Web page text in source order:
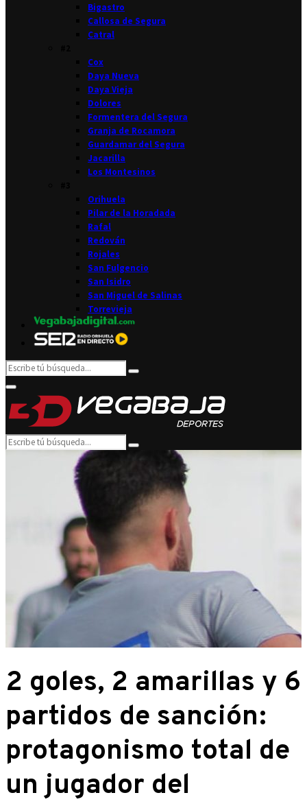
Bigastro
Callosa de Segura
Catral
Cox
Daya Nueva
Daya Vieja
Dolores
Formentera del Segura
Granja de Rocamora
Guardamar del Segura
Jacarilla
Los Montesinos
Orihuela
Pilar de la Horadada
Rafal
Redován
Rojales
San Fulgencio
San Isidro
San Miguel de Salinas
Torrevieja
Search
for:
Search
Primary
Menu
Search
for:
Search
2 goles, 2 amarillas y 6
partidos de sanción:
protagonismo total de
un jugador del